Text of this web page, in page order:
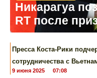
Никарагуа
RT после
Пресса Коста-Рики
сотрудничества с
9 июня 2025 07:08